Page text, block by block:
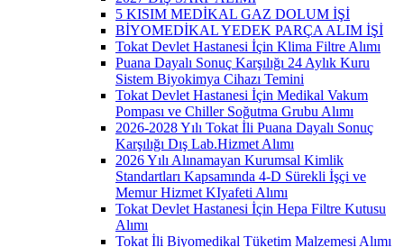
5 KISIM MEDİKAL GAZ DOLUM İŞİ
BİYOMEDİKAL YEDEK PARÇA ALIM İŞİ
Tokat Devlet Hastanesi İçin Klima Filtre Alımı
Puana Dayalı Sonuç Karşılığı 24 Aylık Kuru
Sistem Biyokimya Cihazı Temini
Tokat Devlet Hastanesi İçin Medikal Vakum
Pompası ve Chiller Soğutma Grubu Alımı
2026-2028 Yılı Tokat İli Puana Dayalı Sonuç
Karşılığı Dış Lab.Hizmet Alımı
2026 Yılı Alınamayan Kurumsal Kimlik
Standartları Kapsamında 4-D Sürekli İşçi ve
Memur Hizmet KIyafeti Alımı
Tokat Devlet Hastanesi İçin Hepa Filtre Kutusu
Alımı
Tokat İli Biyomedikal Tüketim Malzemesi Alımı